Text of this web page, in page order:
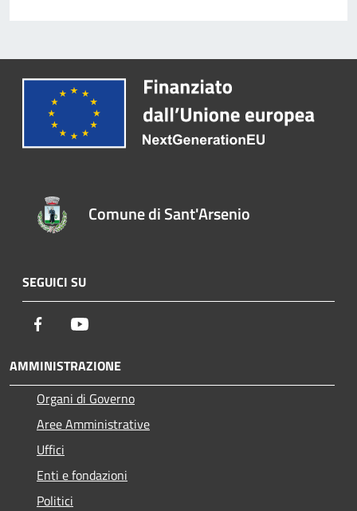
Comune di Sant'Arsenio
SEGUICI SU
Facebook
AMMINISTRAZIONE
Organi di Governo
Aree Amministrative
Uffici
Enti e fondazioni
Politici